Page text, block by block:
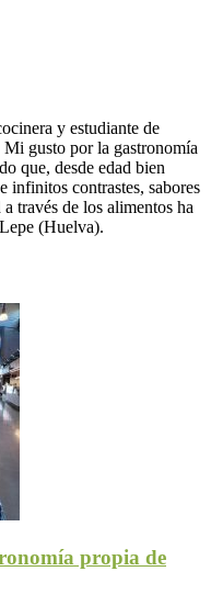
y estudiante de
gusto por la gastronomía
que, desde edad bien
infinitos contrastes, sabores
través de los alimentos ha
(Huelva).
propia de